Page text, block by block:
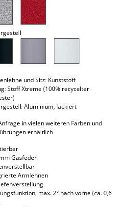
und Sitz: Kunststoff
Stoff Xtreme (100% recycelter
Aluminium, lackiert
in vielen weiteren Farben und
erhältlich
Gasfeder
Armlehnen
max. 2° nach vorne (ca. 0,6